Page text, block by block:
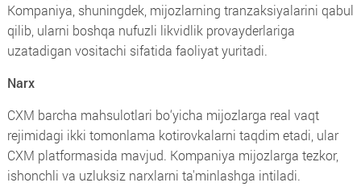
Kompaniya, shuningdek, mijozlarning tranzaksiyalarini qabul
qilib, ularni boshqa nufuzli likvidlik provayderlariga
uzatadigan vositachi sifatida faoliyat yuritadi.
Narx
CXM barcha mahsulotlari bo‘yicha mijozlarga real vaqt
rejimidagi ikki tomonlama kotirovkalarni taqdim etadi, ular
CXM platformasida mavjud. Kompaniya mijozlarga tezkor,
ishonchli va uzluksiz narxlarni ta'minlashga intiladi.